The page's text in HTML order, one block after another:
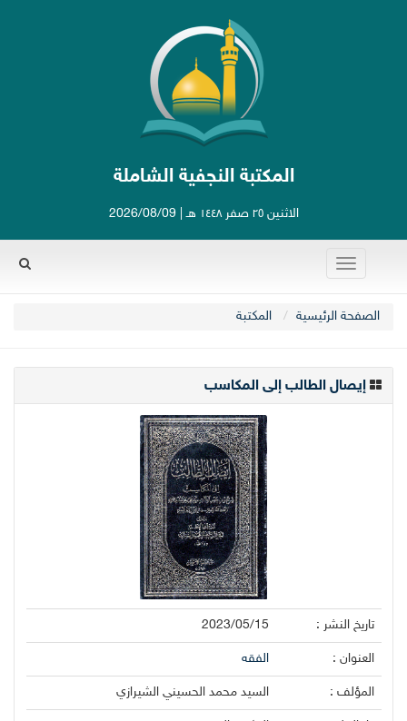
المكتبة النجفية الشاملة
الاثنين ٢٥ صفر ١٤٤٨ هـ | 2026/08/09
Toggle
navigation
الصفحة الرئيسية المکتبة
إيصال الطالب إلى المكاسب
تاريخ النشر : 2023/05/15
العنوان : الفقه
المؤلف : السيد محمد الحسيني الشيرازي